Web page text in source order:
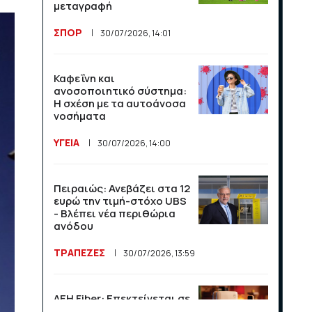
άνοδος σε αφίξεις και
έσοδα το πρώτο
πεντάμηνο
Οι ΗΠΑ κλιμακώνουν τη
σύγκρουση με το Διεθνές
Ποινικό Δικαστήριο
120 εκατομμύρια και ένα
μπλε τικ: η Ευρώπη δείχνει
στον Μασκ τη ρυθμιστική
μεταγραφή
ΣΠΟΡ 30/07/2026, 14:01
Καφεΐνη και
ανοσοποιητικό σύστημα:
Η σχέση με τα αυτοάνοσα
νοσήματα
ΥΓΕΙΑ 30/07/2026, 14:00
Πειραιώς: Ανεβάζει στα 12
ευρώ την τιμή-στόχο UBS
- Βλέπει νέα περιθώρια
ανόδου
ΤΡΑΠΕΖΕΣ 30/07/2026, 13:59
ΔΕΗ Fiber: Επεκτείνεται σε